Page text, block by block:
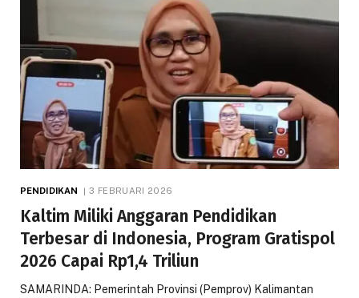
PENDIDIKAN 3 FEBRUARI 2026
Kaltim Miliki Anggaran Pendidikan
Terbesar di Indonesia, Program Gratispol
2026 Capai Rp1,4 Triliun
SAMARINDA: Pemerintah Provinsi (Pemprov) Kalimantan